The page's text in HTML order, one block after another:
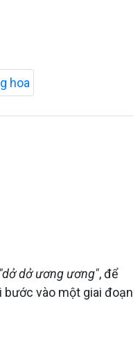
hoa
"dở dở ương ương", để
bước vào một giai đoạn